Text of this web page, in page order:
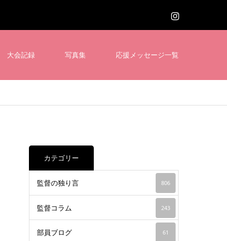
大会記録 写真集 応援メッセージ一覧
カテゴリー
監督の独り言 806
監督コラム 243
部員ブログ 61